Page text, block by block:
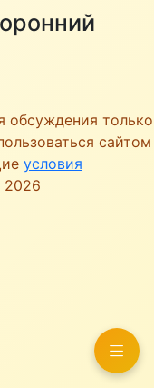
обсуждения только
сайтом
условия
2026